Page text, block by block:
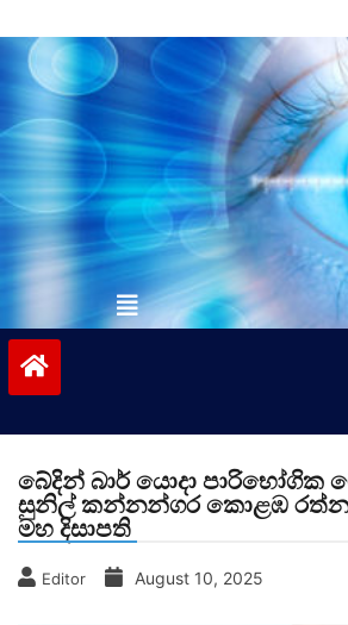
to
contentvinivida.lk
බේදින් බාර් යොදා පාරිභෝගික
සුනිල් කන්නන්ගර කොළඹ
මහ දිසාපති
Editor August 10, 2025